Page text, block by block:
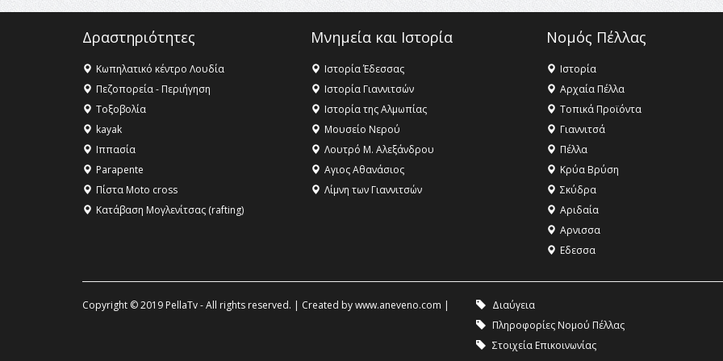
Δραστηριότητες
Κωπηλατικό κέντρο Λουδία
Πεζοπορεία - Περιήγηση
Τοξοβολία
kayak
Ιππασία
Parapente
Πίστα Moto cross
Κατάβαση Μογλενίτσας (rafting)
Μνημεία και Ιστορία
Ιστορία Έδεσσας
Ιστορία Γιαννιτσών
Ιστορία της Αλμωπίας
Μουσείο Νερού
Λουτρό Μ. Αλεξάνδρου
Αγιος Αθανάσιος
Λίμνη των Γιαννιτσών
Νομός Πέλλας
Ιστορία
Αρχαία Πέλλα
Τοπικά Προϊόντα
Γιαννιτσά
Πέλλα
Κρύα Βρύση
Σκύδρα
Αριδαία
Aρνισσα
Eδεσσα
Copyright © 2019 PellaTv - All rights reserved. | Created bywww.aneveno.com | Διαύγεια
Πληροφορίες Νομού Πέλλας
Στοιχεία Επικοινωνίας